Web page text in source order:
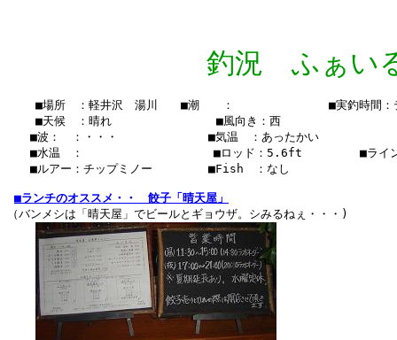
釣況 ふぁい
■場所　：軽井沢　湯川　　■潮　　：　　  　　　　　■実釣時間
    ■天候　：晴れ　　　 　    　　■風向き：西
■波：　：・・・　　　　　   　■気温　：あったかい
■水温　：    　　　　　  　 　■ロッド：5.6ft　　　　　■ライ
■ルアー：チップミノー　　　   ■Fish　：なし
■ランチのオススメ・・　餃子「晴天屋」
（バンメシは「晴天屋」でビールとギョウザ。シみるねぇ・・・)